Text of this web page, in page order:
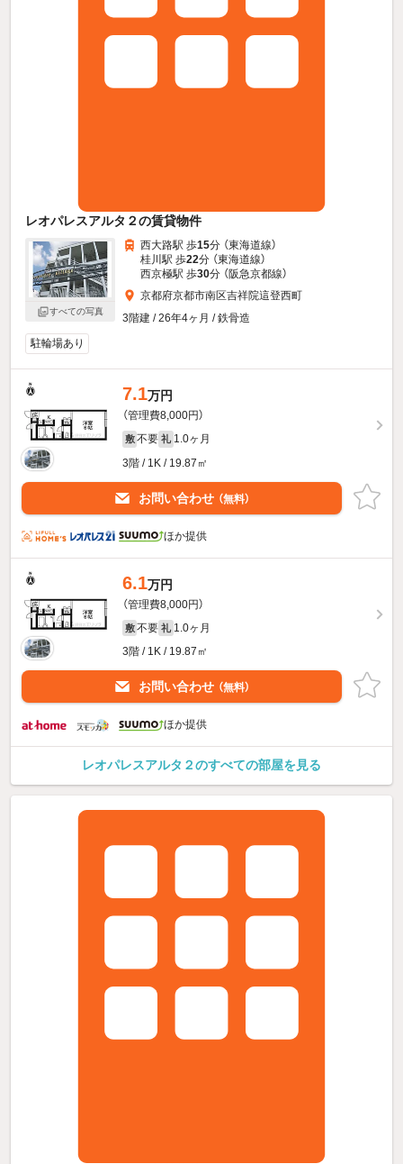
レオパレスアルタ２の賃貸物件
すべての写真
西大路駅 歩15分 （東海道線）
桂川駅 歩22分 （東海道線）
西京極駅 歩30分 （阪急京都線）
京都府京都市南区吉祥院這登西町
3階建 / 26年4ヶ月 / 鉄骨造
駐輪場あり
7.1万円
（管理費8,000円）
敷 不要 礼 1.0ヶ月
3階 / 1K / 19.87㎡
お問い合わせ （無料）
ほか提供
6.1万円
（管理費8,000円）
敷 不要 礼 1.0ヶ月
3階 / 1K / 19.87㎡
お問い合わせ （無料）
ほか提供
レオパレスアルタ２のすべての部屋を見る